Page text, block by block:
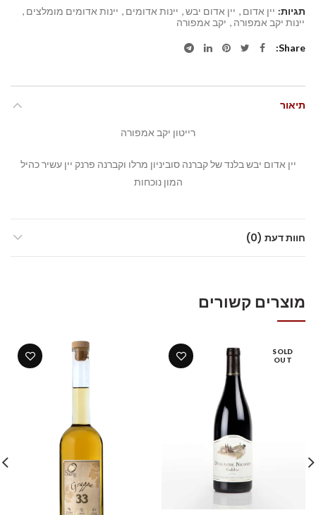
תגיות: יין אדום , יין אדום יבש, יינות אדומים , יינות אדומים מומלצים ,
יינות יקב אמפורה , יקב אמפורה
Share
תיאור
רייטון יקב אמפורה
יין אדום יבש בלנד של קברנה סוביניון מרלו וקברנה פרנק יין עשיר כהיל
המון נוכחות
חוות דעת (0)
מוצרים קשורים
SOLD
OUT